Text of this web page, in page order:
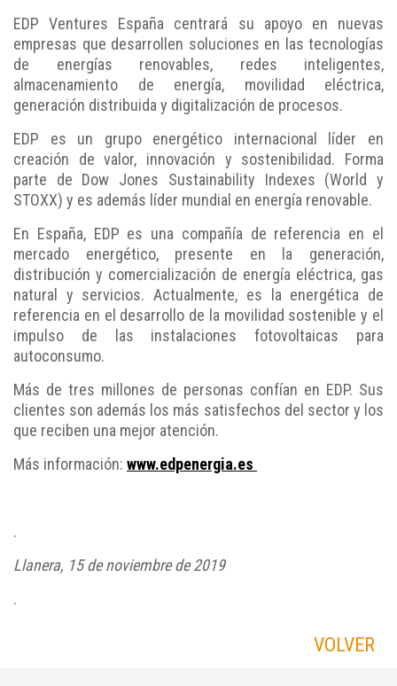
EDP Ventures España centrará su apoyo en nuevas
empresas que desarrollen soluciones en las tecnologías
de energías renovables, redes inteligentes,
almacenamiento de energía, movilidad eléctrica,
generación distribuida y digitalización de procesos.
EDP es un grupo energético internacional líder en
creación de valor, innovación y sostenibilidad. Forma
parte de Dow Jones Sustainability Indexes (World y
STOXX) y es además líder mundial en energía renovable.
En España, EDP es una compañía de referencia en el
mercado energético, presente en la generación,
distribución y comercialización de energía eléctrica, gas
natural y servicios. Actualmente, es la energética de
referencia en el desarrollo de la movilidad sostenible y el
impulso de las instalaciones fotovoltaicas para
autoconsumo.
Más de tres millones de personas confían en EDP. Sus
clientes son además los más satisfechos del sector y los
que reciben una mejor atención.
Más información: www.edpenergia.es
.
Llanera, 15 de noviembre de 2019
.
VOLVER